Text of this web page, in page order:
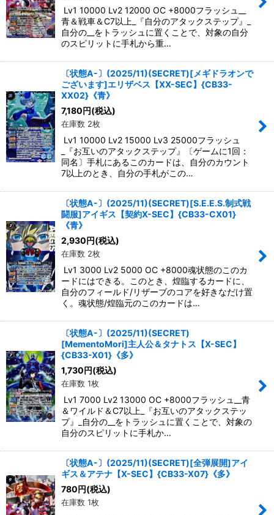
Lv1 10000 Lv2 12000 OC +8000フラッシュ__
青＆戦車＆C7以上_『自分のアタックステップ』_
自分の__をトラッシュに置くことで、対象の自分
のスピリットに手札から重…
〔状態A-〕(2025/11)(SECRET)[メギドラオンで
ございます]エリザベス【XX-SEC】{CB33-
XX02}《青》
7,180 円(税込)
在庫数 2枚
Lv1 10000 Lv2 15000 Lv3 25000フラッシュ
_『お互いのアタックステップ』〔ゲームに1回：
同名〕手札にあるこのカードは、自分のカウント
7以上のとき、自分の手札がこの…
〔状態A-〕(2025/11)(SECRET)[S.E.E.S.制式戦
闘服]アイギス【契約X-SEC】{CB33-CX01}
《青》
2,930 円(税込)
在庫数 2枚
Lv1 3000 Lv2 5000 OC +8000魂状態のこのカ
ードにはできる。このとき、煌臨するカードに、
自分のフィールド/リザーブのコアを好きなだけ置
く。魂状態/煌臨元のこのカードは…
〔状態A-〕(2025/11)(SECRET)
[MementoMori]主人公＆タナトス【X-SEC】
{CB33-X01}《多》
1,730 円(税込)
在庫数 1枚
Lv1 7000 Lv2 13000 OC +8000フラッシュ__青
＆ワイルド＆C7以上_『お互いのアタックステッ
プ』_自分の__をトラッシュに置くことで、対象の
自分のスピリットに手札か…
〔状態A-〕(2025/11)(SECRET)[全弾展開]アイ
ギス＆アテナ【X-SEC】{CB33-X07}《多》
780 円(税込)
在庫数 1枚